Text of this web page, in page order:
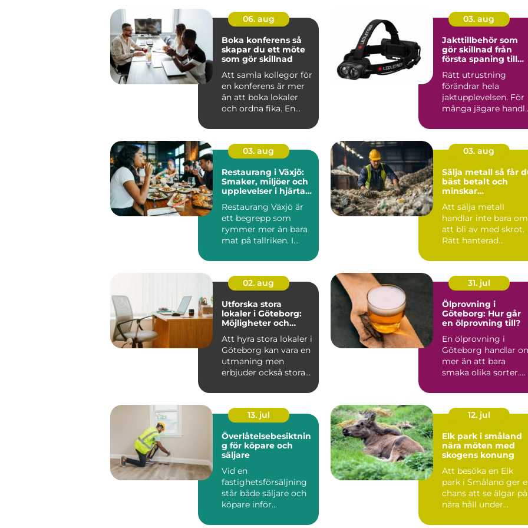
06. aug
Boka konferens så
skapar du ett möte
som gör skillnad
Att samla kollegor för
en konferens är mer
än att boka lokaler
och ordna fika. En
03. aug
Jakttillbehör som
gör skillnad från
första spaning till
Rätt utrustning
förändrar hela
jaktupplevelsen. För
många jägare
mest pr...
03. aug
Restaurang i Växjö:
Smaker, miljöer och
upplevelser i hjärtat
Restaurang Växjö är
ett begrepp som
rymmer mer än bara
mat på tallriken. I...
03. aug
Sälja metall så får du
bäst betalt och
minskar
Att sälja metall
handlar inte bara om
att bli av med skrot.
Rätt hanterad
vär...
02. aug
Utforska stora
lokaler i Göteborg:
Möjligheter och
Att hyra stora lokaler i
Göteborg kan vara en
utmaning men
erbjuder också stora
31. jul
Ölprovning i
Göteborg: Hur går
en ölprovning till?
En ölprovning i
Göteborg handlar
mer än att bara
smaka olika sorter.
13. jul
Överlåtelsebesiktnin
g för köpare och
säljare
Vid en
fastighetsförsäljning
står både säljare och
köpare inför...
12. jul
Elk park i småland
nära möten med
skogens konung
Att besöka en Elk
park i Småland ger
chans att se älgar på
nära håll under